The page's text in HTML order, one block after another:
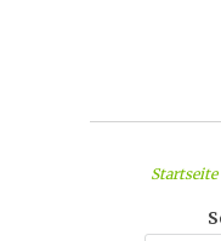
Startseite